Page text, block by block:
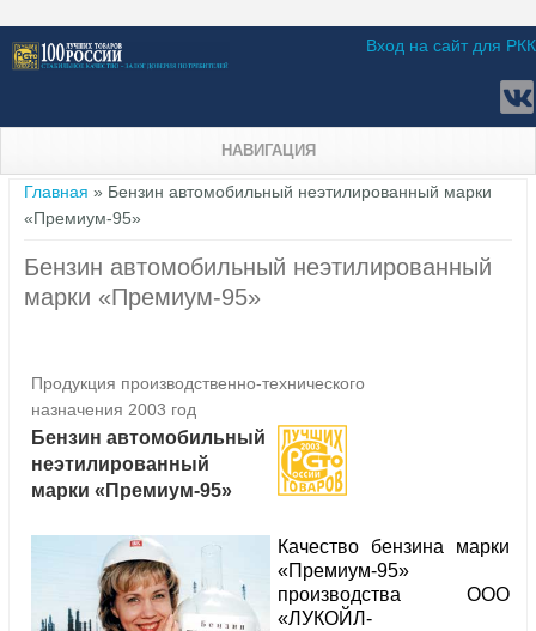
Вход на сайт для РКК
НАВИГАЦИЯ
Вы здесь
Главная » Бензин автомобильный неэтилированный марки
«Премиум-95»
Бензин автомобильный неэтилированный
марки «Премиум-95»
Продукция производственно-технического
назначения 2003 год
Бензин автомобильный
неэтилированный
марки «Премиум-95»
Качество бензина марки
«Премиум-95»
производства ООО
«ЛУКОЙЛ-